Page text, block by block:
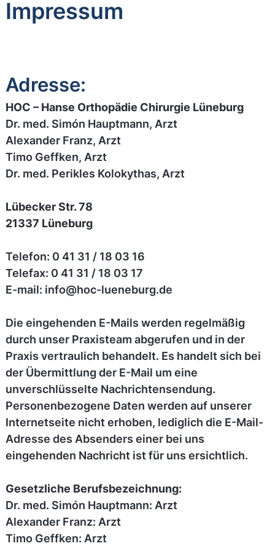
Impressum
Adresse:
HOC – Hanse Orthopädie Chirurgie Lüneburg
Dr. med. Simón Hauptmann, Arzt
Alexander Franz, Arzt
Timo Geffken, Arzt
Dr. med. Perikles Kolokythas, Arzt
Lübecker Str. 78
21337 Lüneburg
Telefon: 0 41 31 / 18 03 16
Telefax: 0 41 31 / 18 03 17
E-mail: info@hoc-lueneburg.de
Die eingehenden E-Mails werden regelmäßig
durch unser Praxisteam abgerufen und in der
Praxis vertraulich behandelt. Es handelt sich bei
der Übermittlung der E-Mail um eine
unverschlüsselte Nachrichtensendung.
Personenbezogene Daten werden auf unserer
Internetseite nicht erhoben, lediglich die E-Mail-
Adresse des Absenders einer bei uns
eingehenden Nachricht ist für uns ersichtlich.
Gesetzliche Berufsbezeichnung:
Dr. med. Simón Hauptmann: Arzt
Alexander Franz: Arzt
Timo Geffken: Arzt